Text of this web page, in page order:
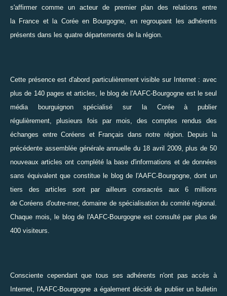
s'affirmer comme un acteur de premier plan des relations entre
la France et la Corée en Bourgogne, en regroupant les adhérents
présents dans les quatre départements de la région.
Cette présence est d'abord particulièrement visible sur Internet : avec
plus de 140 pages et articles, le blog de l'AAFC-Bourgogne est le seul
média bourguignon spécialisé sur la Corée à publier
régulièrement, plusieurs fois par mois, des comptes rendus des
échanges entre Coréens et Français dans notre région. Depuis la
précédente assemblée générale annuelle du 18 avril 2009, plus de 50
nouveaux articles ont complété la base d'informations et de données
sans équivalent que constitue le blog de l'AAFC-Bourgogne, dont un
tiers des articles sont par ailleurs consacrés aux 6 millions
de Coréens d'outre-mer, domaine de spécialisation du comité régional.
Chaque mois, le blog de l'AAFC-Bourgogne est consulté par plus de
400 visiteurs.
Consciente cependant que tous ses adhérents n'ont pas accès à
Internet, l'AAFC-Bourgogne a également décidé de publier un bulletin